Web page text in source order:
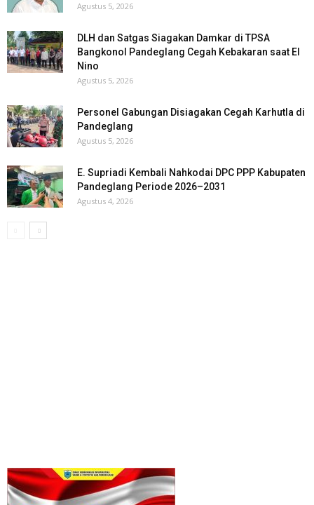
Agustus 5, 2026
DLH dan Satgas Siagakan Damkar di TPSA
Bangkonol Pandeglang Cegah Kebakaran saat El
Nino
Agustus 5, 2026
Personel Gabungan Disiagakan Cegah Karhutla di
Pandeglang
Agustus 5, 2026
E. Supriadi Kembali Nahkodai DPC PPP Kabupaten
Pandeglang Periode 2026–2031
Agustus 4, 2026